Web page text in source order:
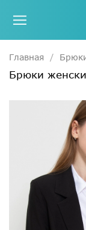
Главная
Брюки